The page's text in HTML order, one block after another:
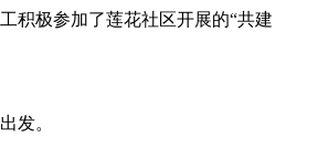
积极参加了莲花社区开展的“共建
发。